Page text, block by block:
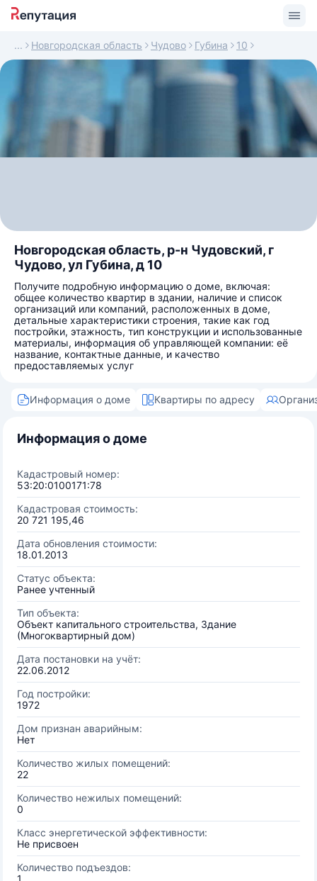
Новгородская область Чудово Губина 10
Новгородская область, р-н Чудовский, г
Чудово, ул Губина, д 10
Получите подробную информацию о доме, включая:
общее количество квартир в здании, наличие и список
организаций или компаний, расположенных в доме,
детальные характеристики строения, такие как год
постройки, этажность, тип конструкции и использованные
материалы, информация об управляющей компании: её
название, контактные данные, и качество
предоставляемых услуг
Информация о доме Квартиры по адресу
Информация о доме
Кадастровый номер:
53:20:0100171:78
Кадастровая стоимость:
20 721 195,46
Дата обновления стоимости:
18.01.2013
Статус объекта:
Ранее учтенный
Тип объекта:
Объект капитального строительства, Здание
(Многоквартирный дом)
Дата постановки на учёт:
22.06.2012
Год постройки:
1972
Дом признан аварийным:
Нет
Количество жилых помещений:
22
Количество нежилых помещений:
0
Класс энергетической эффективности:
Не присвоен
Количество подъездов:
1